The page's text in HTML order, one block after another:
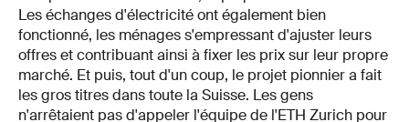
Les échanges d'électricité ont également bien
fonctionné, les ménages s'empressant d'ajuster leurs
offres et contribuant ainsi à fixer les prix sur leur propre
marché. Et puis, tout d'un coup, le projet pionnier a fait
les gros titres dans toute la Suisse. Les gens
n'arrêtaient pas d'appeler l'équipe de l'ETH Zurich pour